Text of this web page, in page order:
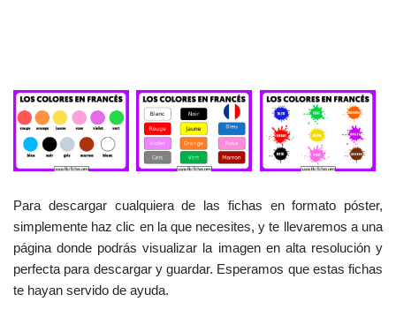
Para descargar cualquiera de las fichas en formato póster,
simplemente haz clic en la que necesites, y te llevaremos a una
página donde podrás visualizar la imagen en alta resolución y
perfecta para descargar y guardar. Esperamos que estas fichas
te hayan servido de ayuda.